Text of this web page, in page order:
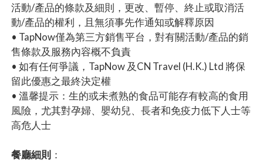
活動/產品的條款及細則，更改、暫停、終止或取消活
動/產品的權利，且無須事先作通知或解釋原因
• TapNow僅為第三方銷售平台，對有關活動/產品的銷
售條款及服務內容概不負責
• 如有任何爭議，TapNow 及CN Travel (H.K.) Ltd 將保
留此優惠之最終決定權
• 溫馨提示：生的或未煮熟的食品可能存有較高的食用
風險，尤其對孕婦、嬰幼兒、長者和免疫力低下人士等
高危人士
餐廳細則 ：